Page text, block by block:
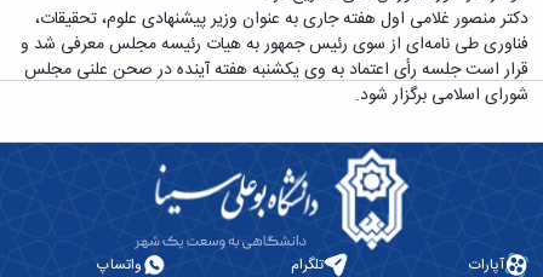
راهبردی
دانشگاه
نقشه
دانشگاه
ساختار
سازمانی
معاونت
پسا
دکترا
استعدادهای
درخشان
دانشجویان
غیرایرانی
حمایت‌های
تحصیلی
با
صنعت
پردیس
علم
کشاورزی
شیمی
و
علوم
علوم
معماری
اداره
رفاه
کارکنان
مهمانسرای
رفاهی
علمی
کارکنان
دانشجویان
فارغ
فوق
علمی
پیشخوان
دکتر منصور غلامی اول هفته جاری به عنوان وزیر پیشنهادی علوم، تحقیقات،
فناوری طی نامه‌ای از سوی رئیس جمهور به هیات رئیسه مجلس معرفی شد و
قرار است جلسه رأی اعتماد به وی یکشنبه هفته آینده در صحن علنی مجلس
شورای اسلامی برگزار شود.
آپارات تلگرام واتساپ